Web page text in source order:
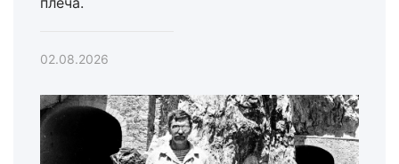
02.08.2026